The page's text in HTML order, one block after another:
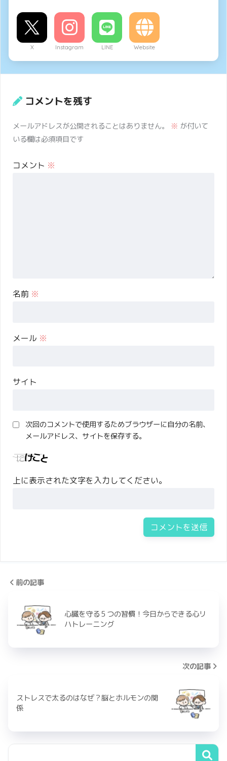
X Instagram LINE Website
コメントを残す
メールアドレスが公開されることはありません。 ※ が付いて
いる欄は必須項目です
コメント ※
名前 ※
メール ※
サイト
次回のコメントで使用するためブラウザーに自分の名前、
メールアドレス、サイトを保存する。
上に表示された文字を入力してください。
前の記事
心臓を守る５つの習慣！今日からできる心リ
ハトレーニング
次の記事
ストレスで太るのはなぜ？脳とホルモンの関
係